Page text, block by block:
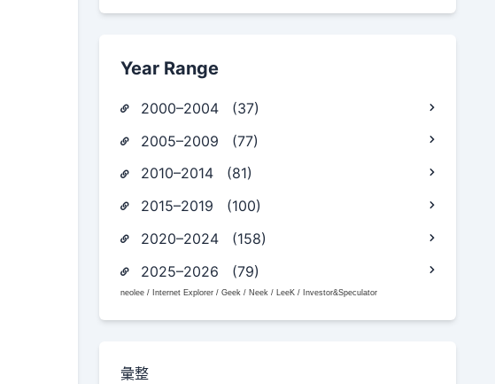
Year Range
2000–2004 (37)
2005–2009 (77)
2010–2014 (81)
2015–2019 (100)
2020–2024 (158)
2025–2026 (79)
neolee / Internet Explorer / Geek / Neek / LeeK / Investor&Speculator
彙整